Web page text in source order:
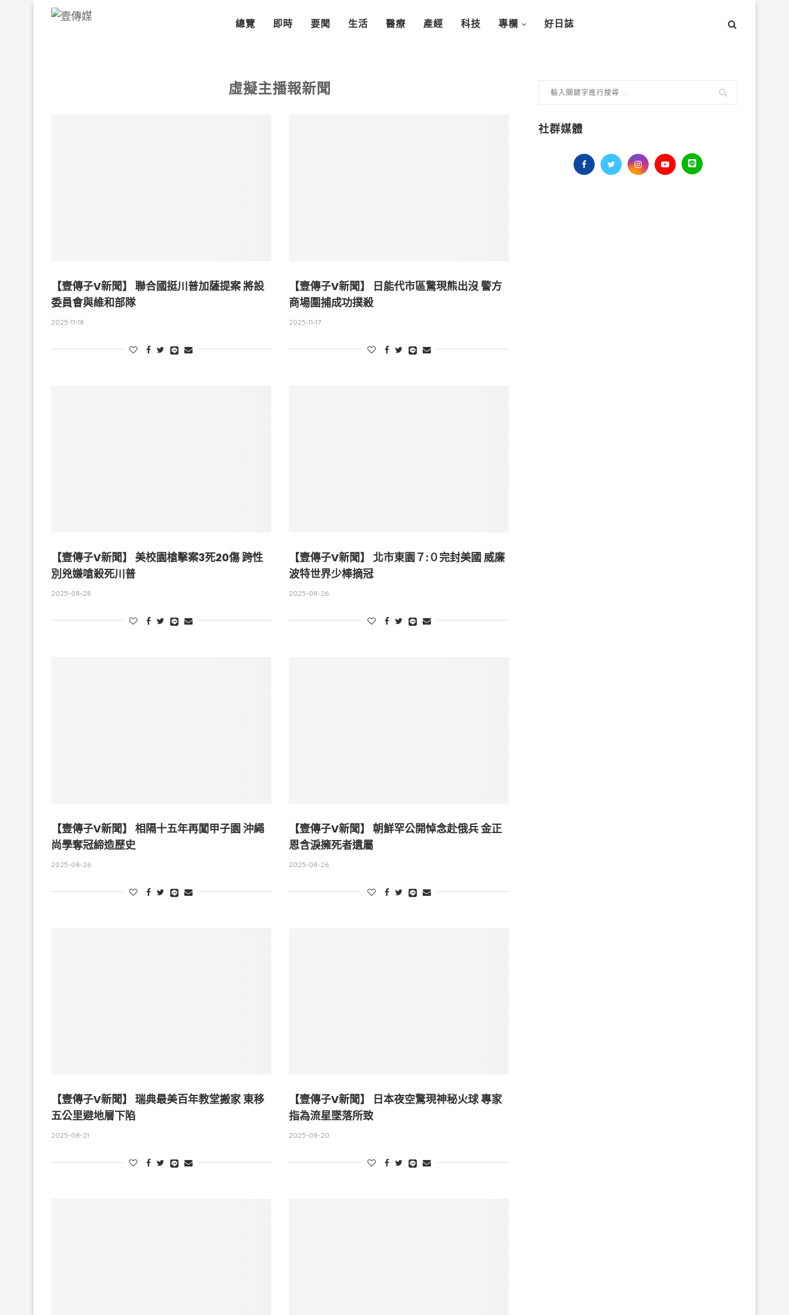
總覽 即時 要聞 生活 醫療 產經 科技 專欄 好日誌
虛擬主播報新聞
【壹傳子V新聞】 聯合國挺川普加薩提案 將設
委員會與維和部隊
2025-11-18
【壹傳子V新聞】 日能代市區驚現熊出沒 警方
商場圍捕成功撲殺
2025-11-17
【壹傳子V新聞】 美校園槍擊案3死20傷 跨性
別兇嫌嗆殺死川普
2025-08-28
【壹傳子V新聞】 北市東園７:０完封美國 威廉
波特世界少棒摘冠
2025-08-26
【壹傳子V新聞】 相隔十五年再闖甲子園 沖繩
尚學奪冠締造歷史
2025-08-26
【壹傳子V新聞】 朝鮮罕公開悼念赴俄兵 金正
恩含淚擁死者遺屬
2025-08-26
【壹傳子V新聞】 瑞典最美百年教堂搬家 東移
五公里避地層下陷
2025-08-21
【壹傳子V新聞】 日本夜空驚現神秘火球 專家
指為流星墜落所致
2025-08-20
社群媒體